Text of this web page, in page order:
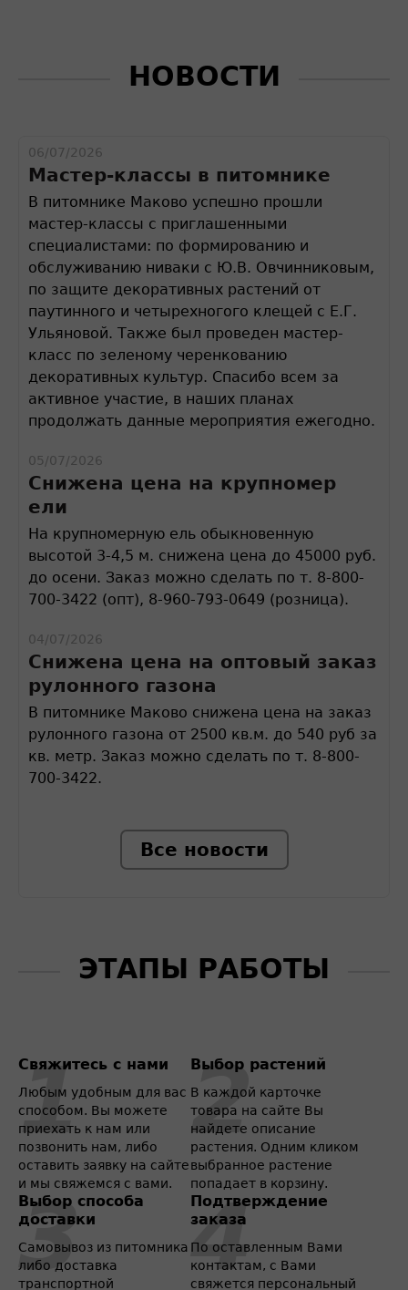
НОВОСТИ
06/07/2026
Мастер-классы в питомнике
В питомнике Маково успешно прошли
мастер-классы с приглашенными
специалистами: по формированию и
обслуживанию ниваки с Ю.В. Овчинниковым,
по защите декоративных растений от
паутинного и четырехногого клещей с Е.Г.
Ульяновой. Также был проведен мастер-
класс по зеленому черенкованию
декоративных культур. Спасибо всем за
активное участие, в наших планах
продолжать данные мероприятия ежегодно.
05/07/2026
Снижена цена на крупномер
ели
На крупномерную ель обыкновенную
высотой 3-4,5 м. снижена цена до 45000 руб.
до осени. Заказ можно сделать по т. 8-800-
700-3422 (опт), 8-960-793-0649 (розница).
04/07/2026
Снижена цена на оптовый заказ
рулонного газона
В питомнике Маково снижена цена на заказ
рулонного газона от 2500 кв.м. до 540 руб за
кв. метр. Заказ можно сделать по т. 8-800-
700-3422.
Все новости
ЭТАПЫ РАБОТЫ
Свяжитесь с нами
Любым удобным для вас
способом. Вы можете
приехать к нам или
позвонить нам, либо
оставить заявку на сайте
и мы свяжемся с вами.
Выбор растений
В каждой карточке
товара на сайте Вы
найдете описание
растения. Одним кликом
выбранное растение
попадает в корзину.
Выбор способа
доставки
Самовывоз из питомника
либо доставка
транспортной
Подтверждение
заказа
По оставленным Вами
контактам, с Вами
свяжется персональный